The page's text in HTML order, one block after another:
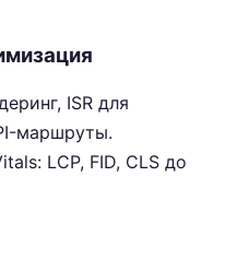
ISR для
маршруты.
LCP, FID, CLS до